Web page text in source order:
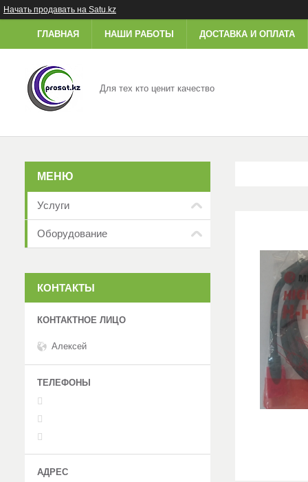
Начать продавать на Satu.kz
ГЛАВНАЯ НАШИ РАБОТЫ ДОСТАВКА И ОПЛАТА
Для тех кто ценит качество
Услуги
Оборудование
КОНТАКТЫ
Алексей